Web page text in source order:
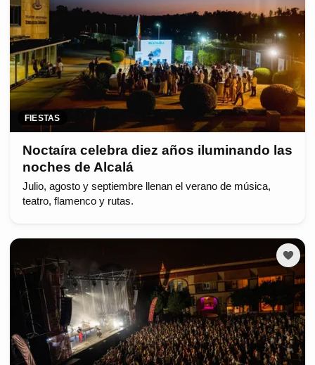
FIESTAS
Noctaíra celebra diez años iluminando las
noches de Alcalá
Julio, agosto y septiembre llenan el verano de música,
teatro, flamenco y rutas.